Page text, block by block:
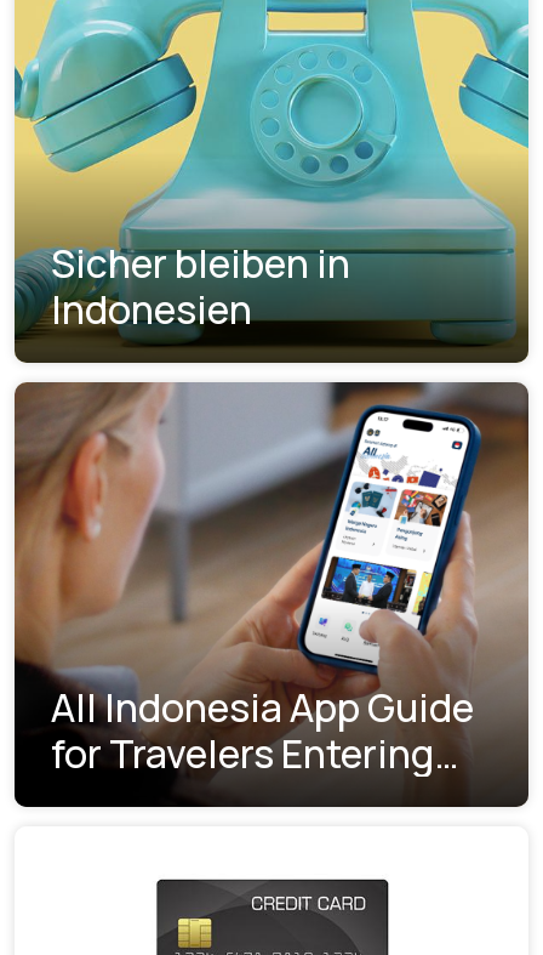
Sicher bleiben in
Indonesien
All Indonesia App Guide
for Travelers Entering
Indonesia